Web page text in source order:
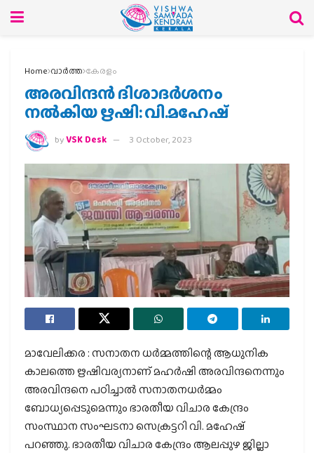
Home വാര്‍ത്ത കേരളം
അരവിന്ദൻ ദിശാദർശനം
നൽകിയ ഋഷി: വി.മഹേഷ്
byVSK Desk 3 October, 2023
മാവേലിക്കര : സനാതന ധർമ്മത്തിന്റെ ആധുനിക
കാലത്തെ ഋഷിവര്യനാണ് മഹർഷി അരവിന്ദനെന്നും
അരവിന്ദനെ പഠിച്ചാൽ സനാതനധർമ്മം
ബോധ്യപ്പെടുമെന്നും ഭാരതീയ വിചാര കേന്ദ്രം
സംസ്ഥാന സംഘടനാ സെക്രട്ടറി വി. മഹേഷ്
പറഞ്ഞു. ഭാരതീയ വിചാര കേന്ദ്രം ആലപ്പുഴ ജില്ലാ